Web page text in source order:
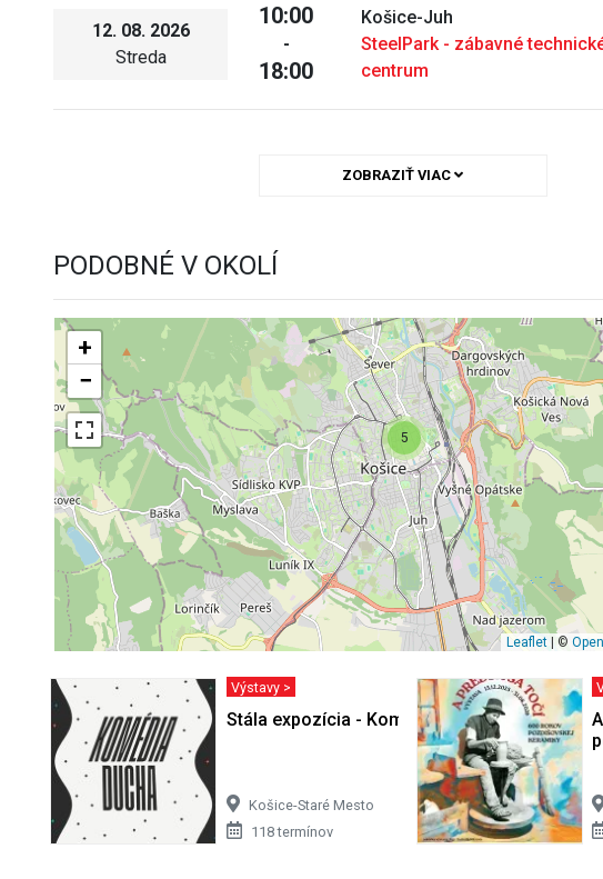
12. 08. 2026
Streda
10:00
-
18:00
Košice-Juh
SteelPark - zábavné
centrum
ZOBRAZIŤ VIAC
PODOBNÉ V OKOLÍ
5
+
−
Leaflet | ©
Výstavy >
Stála expozícia - Komédia ducha
Košice-Staré Mesto
118 termínov